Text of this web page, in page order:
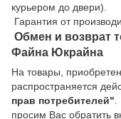
курьером до двери).
Гарантия от
Обмен и возврат
Файна Юкрайна
На товары,
распространяется
прав потребителей".
просим Вас обратить